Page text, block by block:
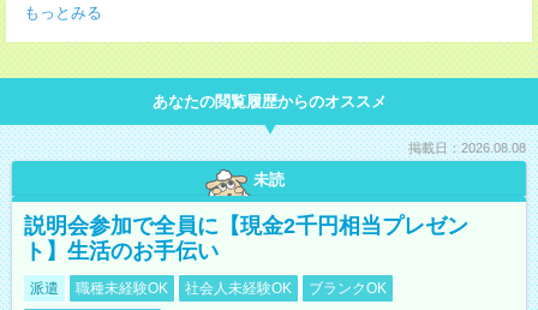
もっとみる
あなたの閲覧履歴からのオススメ
掲載日：2026.08.08
未読
説明会参加で全員に【現金2千円相当プレゼン
ト】生活のお手伝い
派遣 職種未経験OK 社会人未経験OK
ブランクOK